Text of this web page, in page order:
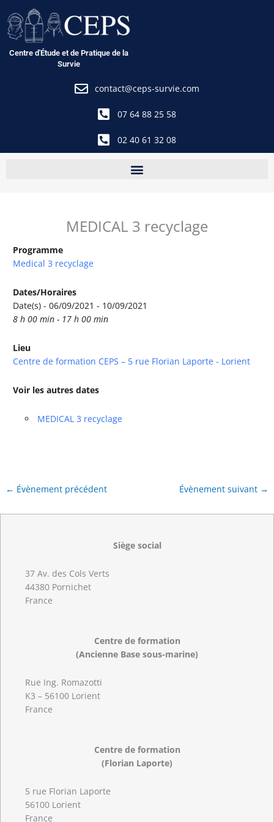
au
contenu
Centre d'Étude et de Pratique de la
Survie
contact@ceps-survie.com
07 64 88 25 58
02 40 61 32 08
MEDICAL 3 recyclage
Programme
Medical 3 recyclage
Dates/Horaires
Date(s) - 06/09/2021 - 10/09/2021
8 h 00 min - 17 h 00 min
Lieu
Centre de formation CEPS – 5 rue Florian Laporte - Lorient
Voir les autres dates
MEDICAL 3 recyclage
← Évènement précédent Évènement suivant →
Siège social
37 Av. des Cols Verts
44380 Pornichet
France
Centre de formation
(Ancienne Base sous-marine)
Rue Ing. Romazotti
K3 – 56100 Lorient
France
Centre de formation
(Florian Laporte)
5 rue Florian Laporte
56100 Lorient
France